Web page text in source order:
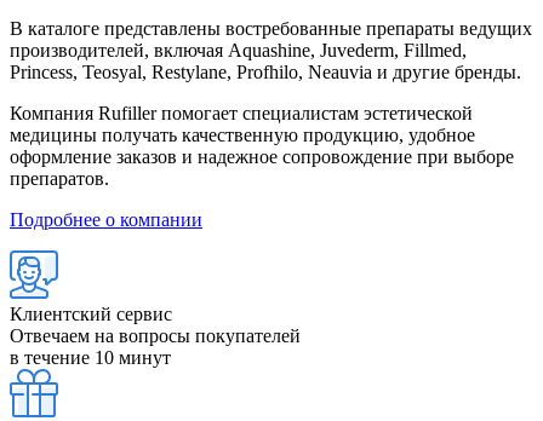
В каталоге представлены востребованные препараты ведущих
производителей, включая Aquashine, Juvederm, Fillmed,
Princess, Teosyal, Restylane, Profhilo, Neauvia и другие бренды.
Компания Rufiller помогает специалистам эстетической
медицины получать качественную продукцию, удобное
оформление заказов и надежное сопровождение при выборе
препаратов.
Подробнее о компании
Клиентский сервис
Отвечаем на вопросы покупателей
в течение 10 минут